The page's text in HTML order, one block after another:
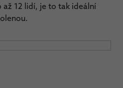
12 lidí, je to tak ideální